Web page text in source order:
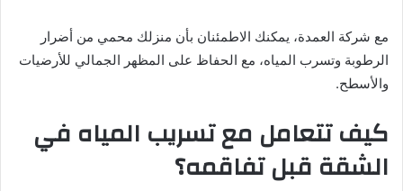
مع شركة العمدة، يمكنك الاطمئنان بأن منزلك محمي من أضرار
الرطوبة وتسرب المياه، مع الحفاظ على المظهر الجمالي للأرضيات
والأسطح.
كيف تتعامل مع تسريب المياه في
الشقة قبل تفاقمه؟